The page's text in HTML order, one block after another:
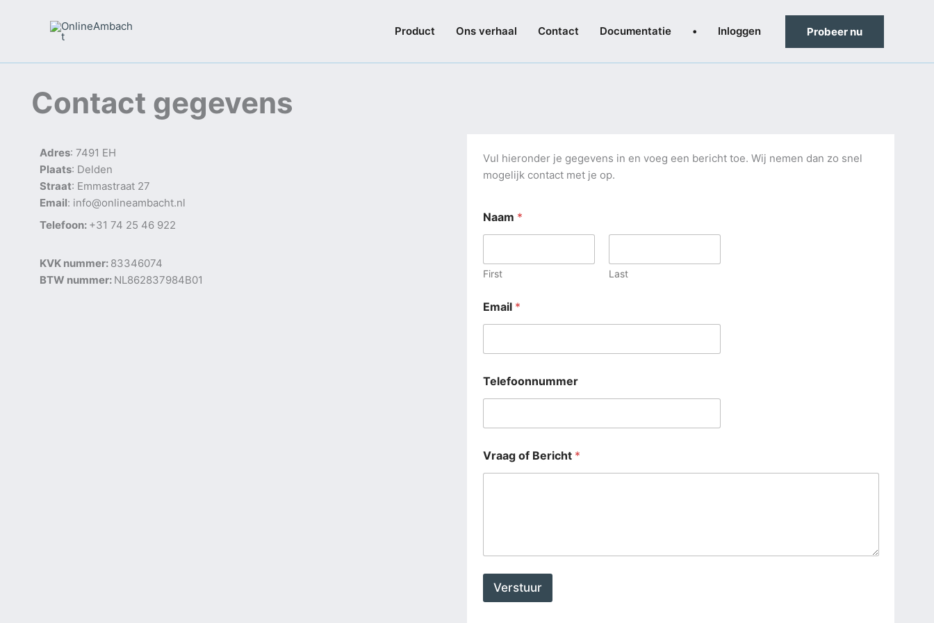
Product Ons verhaal Contact Documentatie • Inloggen Probeer nu
Contact gegevens
Adres: 7491 EH
Plaats: Delden
Straat: Emmastraat 27
Email: info@onlineambacht.nl
Telefoon: +31 74 25 46 922
KVK nummer: 83346074
BTW nummer: NL862837984B01
Vul hieronder je gegevens in en voeg een bericht toe. Wij nemen dan zo snel
mogelijk contact met je op.
Naam *
First Last
Email *
Telefoonnummer
Vraag of Bericht *
Verstuur